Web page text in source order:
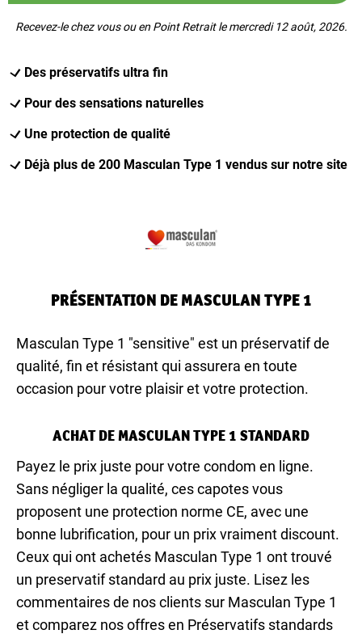
Recevez-le chez vous ou en Point Retrait le mercredi 12 août, 2026.
Des préservatifs ultra fin
Pour des sensations naturelles
Une protection de qualité
Déjà plus de 200 Masculan Type 1 vendus sur notre site
PRÉSENTATION DE MASCULAN TYPE 1
Masculan Type 1 "sensitive" est un préservatif de
qualité, fin et résistant qui assurera en toute
occasion pour votre plaisir et votre protection.
ACHAT DE MASCULAN TYPE 1 STANDARD
Payez le prix juste pour votre condom en ligne.
Sans négliger la qualité, ces capotes vous
proposent une protection norme CE, avec une
bonne lubrification, pour un prix vraiment discount.
Ceux qui ont achetés Masculan Type 1 ont trouvé
un preservatif standard au prix juste. Lisez les
commentaires de nos clients sur Masculan Type 1
et comparez nos offres en Préservatifs standards